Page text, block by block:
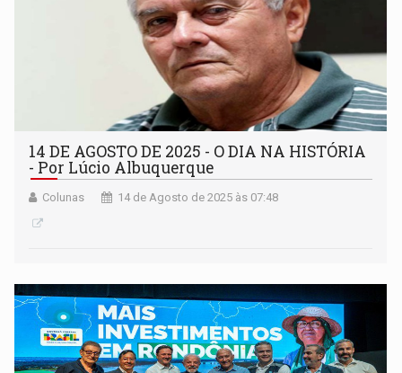
14 DE AGOSTO DE 2025 - O DIA NA HISTÓRIA
- Por Lúcio Albuquerque
Colunas 14 de Agosto de 2025 às 07:48